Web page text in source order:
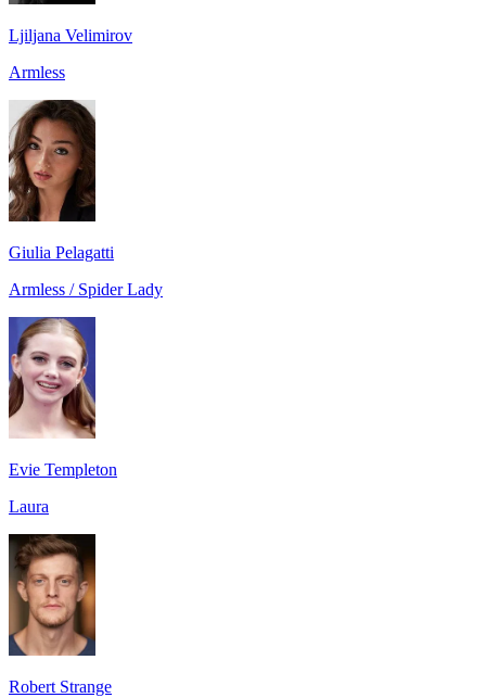
Ljiljana Velimirov
Armless
Giulia Pelagatti
Armless / Spider Lady
Evie Templeton
Laura
Robert Strange